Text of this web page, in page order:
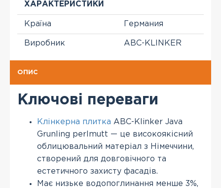
ХАРАКТЕРИСТИКИ
Країна Германия
Виробник ABC-KLINKER
ОПИС
Ключові переваги
Клінкерна плитка ABC-Klinker Java
Grunling perlmutt — це високоякісний
облицювальний матеріал з Німеччини,
створений для довговічного та
естетичного захисту фасадів.
Має низьке водопоглинання менше 3%,